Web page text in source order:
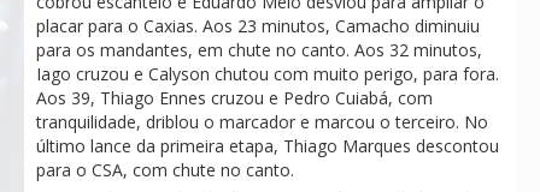
placar para o Caxias. Aos 23 minutos, Camacho diminuiu
para os mandantes, em chute no canto. Aos 32 minutos,
Iago cruzou e Calyson chutou com muito perigo, para fora.
Aos 39, Thiago Ennes cruzou e Pedro Cuiabá, com
tranquilidade, driblou o marcador e marcou o terceiro. No
último lance da primeira etapa, Thiago Marques descontou
para o CSA, com chute no canto.